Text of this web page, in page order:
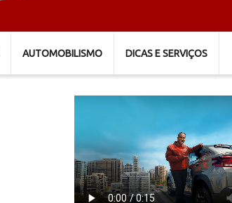
AUTOMOBILISMO DICAS E SERVIÇOS